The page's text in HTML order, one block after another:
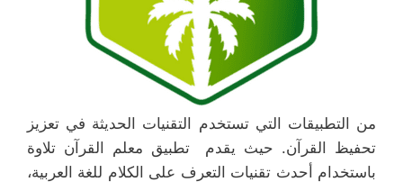
من التطبيقات التي تستخدم التقنيات الحديثة في تعزيز
تحفيظ القرآن. حيث يقدم تطبيق معلم القرآن تلاوة
باستخدام أحدث تقنيات التعرف على الكلام للغة العربية،